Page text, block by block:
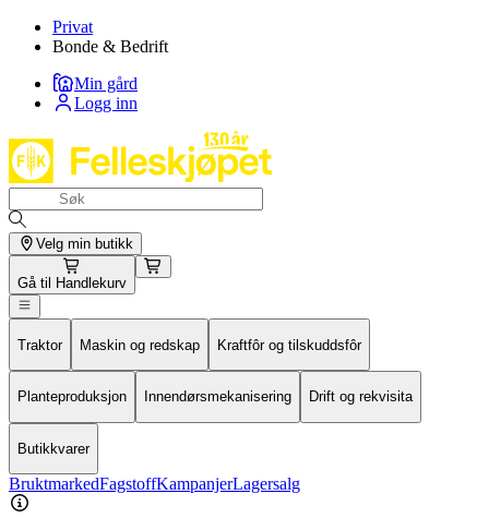
Privat
Bonde & Bedrift
Min gård
Logg inn
Velg min butikk
Gå til Handlekurv
Traktor Maskin og redskap Kraftfôr og tilskuddsfôr
Planteproduksjon Innendørsmekanisering Drift og rekvisita
Butikkvarer
BruktmarkedFagstoffKampanjerLagersalg